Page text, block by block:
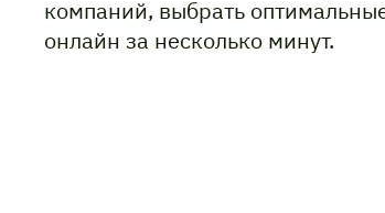
компаний, выбрать
онлайн за несколько минут.